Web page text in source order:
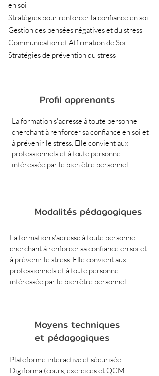
en soi
Stratégies pour renforcer la confiance en soi
Gestion des pensées négatives et du stress
Communication et Affirmation de Soi
Stratégies de prévention du stress
Profil apprenants
La formation s'adresse à toute personne
cherchant à renforcer sa confiance en soi et
à prévenir le stress. Elle convient aux
professionnels et à toute personne
intéressée par le bien être personnel.
Modalités pédagogiques
La formation s'adresse à toute personne
cherchant à renforcer sa confiance en soi et
à prévenir le stress. Elle convient aux
professionnels et à toute personne
intéressée par le bien être personnel.
Moyens techniques
et pédagogiques
Plateforme interactive et sécurisée
Digiforma (cours, exercices et QCM